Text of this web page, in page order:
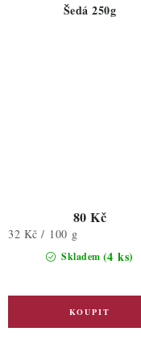
Šedá 250g
Skladem (4 ks)
80 Kč
Měrná
32 Kč / 100 g